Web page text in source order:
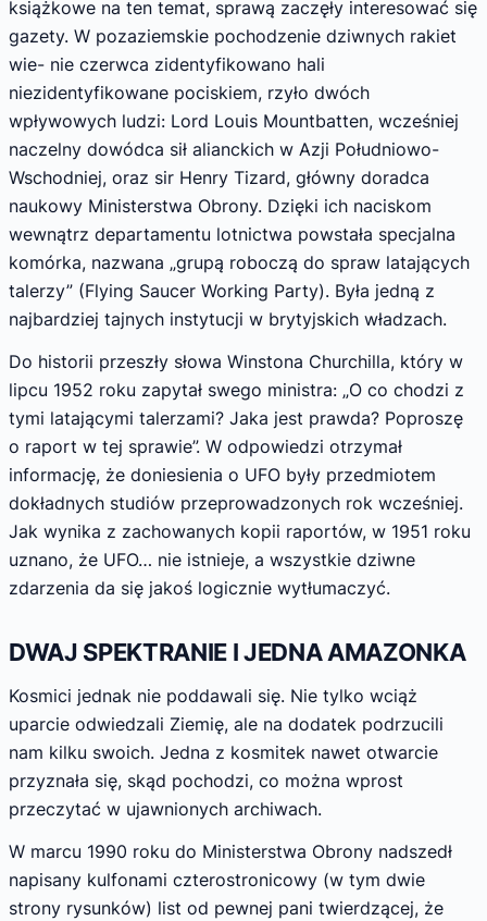
książkowe na ten temat, sprawą zaczęły interesować się
gazety. W pozaziemskie pochodzenie dziwnych rakiet
wie- nie czerwca zidentyfikowano hali
niezidentyfikowane pociskiem, rzyło dwóch
wpływowych ludzi: Lord Louis Mountbatten, wcześniej
naczelny dowódca sił alianckich w Azji Południowo-
Wschodniej, oraz sir Henry Tizard, główny doradca
naukowy Ministerstwa Obrony. Dzięki ich naciskom
wewnątrz departamentu lotnictwa powstała specjalna
komórka, nazwana „grupą roboczą do spraw latających
talerzy” (Flying Saucer Working Party). Była jedną z
najbardziej tajnych instytucji w brytyjskich władzach.
Do historii przeszły słowa Winstona Churchilla, który w
lipcu 1952 roku zapytał swego ministra: „O co chodzi z
tymi latającymi talerzami? Jaka jest prawda? Poproszę
o raport w tej sprawie”. W odpowiedzi otrzymał
informację, że doniesienia o UFO były przedmiotem
dokładnych studiów przeprowadzonych rok wcześniej.
Jak wynika z zachowanych kopii raportów, w 1951 roku
uznano, że UFO… nie istnieje, a wszystkie dziwne
zdarzenia da się jakoś logicznie wytłumaczyć.
DWAJ SPEKTRANIE I JEDNA AMAZONKA
Kosmici jednak nie poddawali się. Nie tylko wciąż
uparcie odwiedzali Ziemię, ale na dodatek podrzucili
nam kilku swoich. Jedna z kosmitek nawet otwarcie
przyznała się, skąd pochodzi, co można wprost
przeczytać w ujawnionych archiwach.
W marcu 1990 roku do Ministerstwa Obrony nadszedł
napisany kulfonami czterostronicowy (w tym dwie
strony rysunków) list od pewnej pani twierdzącej, że